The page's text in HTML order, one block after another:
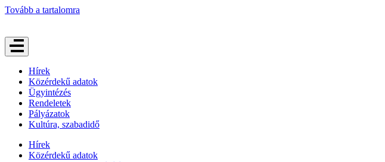
Tovább a tartalomra
Hírek
Közérdekű adatok
Ügyintézés
Rendeletek
Pályázatok
Kultúra, szabadidő
Hírek
Közérdekű adatok